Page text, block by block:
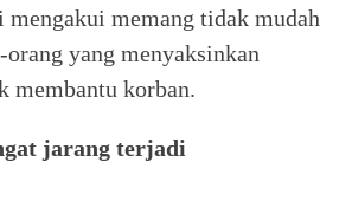
mengakui memang tidak mudah
yang menyaksinkan
membantu korban.
jarang terjadi